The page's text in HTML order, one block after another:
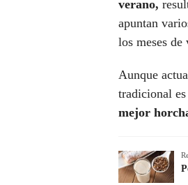
verano,
apuntan
los meses de
Aunque
tradicional
mejor